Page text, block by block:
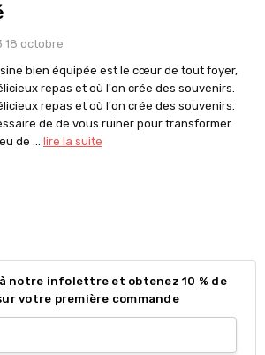
18 octobre
bien équipée est le cœur de tout foyer,
repas et où l'on crée des souvenirs.
repas et où l'on crée des souvenirs.
de de vous ruiner pour transformer
de ... lire la suite
notre infolettre et obtenez 10 % de
votre première commande